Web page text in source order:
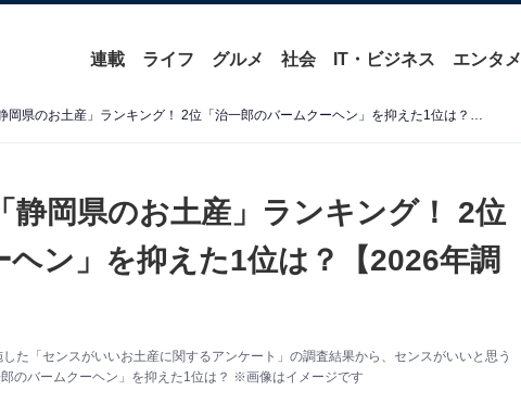
連載 ライフ グルメ 社会 IT・ビジネス エンタメ
センスがいいと思う「静岡県のお土産」ランキング！ 2位「治一郎のバームクーヘン」を抑えた1位は？【2026年調査】
静岡県のお土産」ランキング！ 2位
ヘン」を抑えた1位は？【2026年調
た「センスがいいお土産に関するアンケート」の調査結果から、センスがいいと思う
のバームクーヘン」を抑えた1位は？ ※画像はイメージです